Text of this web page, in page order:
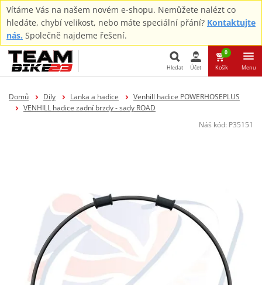
Vítáme Vás na našem novém e-shopu. Nemůžete nalézt co
hledáte, chybí velikost, nebo máte speciální přání? Kontaktujte
nás. Společně najdeme řešení.
Hledat
Hledat Účet
0
Košík Menu
Domů Díly Lanka a hadice
Venhill hadice POWERHOSEPLUS
VENHILL hadice zadní brzdy - sady ROAD
Náš kód: P35151